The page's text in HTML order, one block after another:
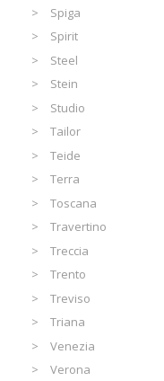
Spiga
Spirit
Steel
Stein
Studio
Tailor
Teide
Terra
Toscana
Travertino
Treccia
Trento
Treviso
Triana
Venezia
Verona